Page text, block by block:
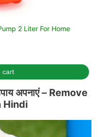
2 Liter For Home
cart
अपनाएं – Remove
Hindi